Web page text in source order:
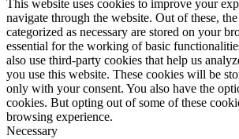
This website uses cookies to improve your
navigate through the website. Out of these,
categorized as necessary are stored on your
essential for the working of basic
also use third-party cookies that help us
you use this website. These cookies will be
only with your consent. You also have the
cookies. But opting out of some of these
browsing experience.
Necessary